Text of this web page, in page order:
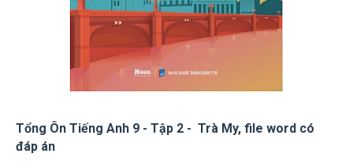
Tổng Ôn Tiếng Anh 9 - Tập 2 - Trà My, file word có
đáp án